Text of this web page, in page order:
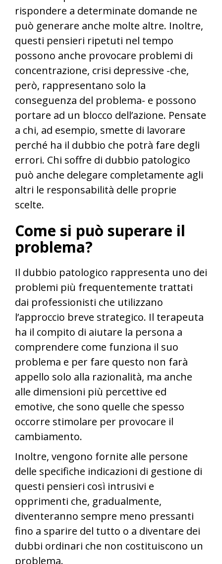
rispondere a determinate domande ne
può generare anche molte altre. Inoltre,
questi pensieri ripetuti nel tempo
possono anche provocare problemi di
concentrazione, crisi depressive -che,
però, rappresentano solo la
conseguenza del problema- e possono
portare ad un blocco dell’azione. Pensate
a chi, ad esempio, smette di lavorare
perché ha il dubbio che potrà fare degli
errori. Chi soffre di dubbio patologico
può anche delegare completamente agli
altri le responsabilità delle proprie
scelte.
Come si può superare il
problema?
Il dubbio patologico rappresenta uno dei
problemi più frequentemente trattati
dai professionisti che utilizzano
l’approccio breve strategico. Il terapeuta
ha il compito di aiutare la persona a
comprendere come funziona il suo
problema e per fare questo non farà
appello solo alla razionalità, ma anche
alle dimensioni più percettive ed
emotive, che sono quelle che spesso
occorre stimolare per provocare il
cambiamento.
Inoltre, vengono fornite alle persone
delle specifiche indicazioni di gestione di
questi pensieri così intrusivi e
opprimenti che, gradualmente,
diventeranno sempre meno pressanti
fino a sparire del tutto o a diventare dei
dubbi ordinari che non costituiscono un
problema.